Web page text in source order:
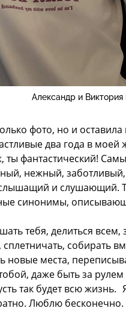
Александр и
фото, но и
два года в
фантастический!
нежный,
и слушающий.
синонимы,
тебя, делиться всем,
собирать
новые места,
даже быть за
так будет всю
Люблю